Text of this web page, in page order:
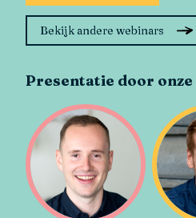
Bekijk andere webinars
Presentatie door